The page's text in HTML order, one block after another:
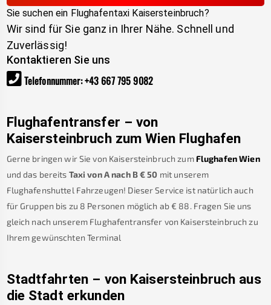
Sie suchen ein Flughafentaxi Kaisersteinbruch?
Wir sind für Sie ganz in Ihrer Nähe. Schnell und
Zuverlässig!
Kontaktieren Sie uns
Telefonnummer:+43 667 795 9082
Flughafentransfer – von
Kaisersteinbruchzum Wien Flughafen
Gerne bringen wir Sie von Kaisersteinbruch zum Flughafen Wien
und das bereits Taxi von A nach B€50 mit unserem
Flughafenshuttel Fahrzeugen! Dieser Service ist natürlich auch
für Gruppen bis zu 8 Personen möglich ab € 88. Fragen Sie uns
gleich nach unserem Flughafentransfer von Kaisersteinbruch zu
Ihrem gewünschten Terminal
Stadtfahrten – von Kaisersteinbruch aus
die Stadt erkunden